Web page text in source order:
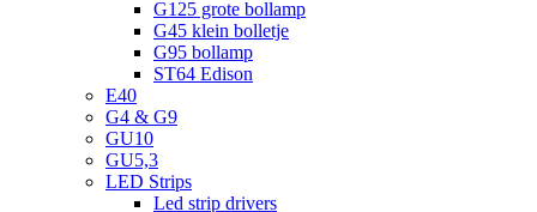
G125 grote bollamp
G45 klein bolletje
G95 bollamp
ST64 Edison
E40
G4 & G9
GU10
GU5,3
LED Strips
Led strip drivers